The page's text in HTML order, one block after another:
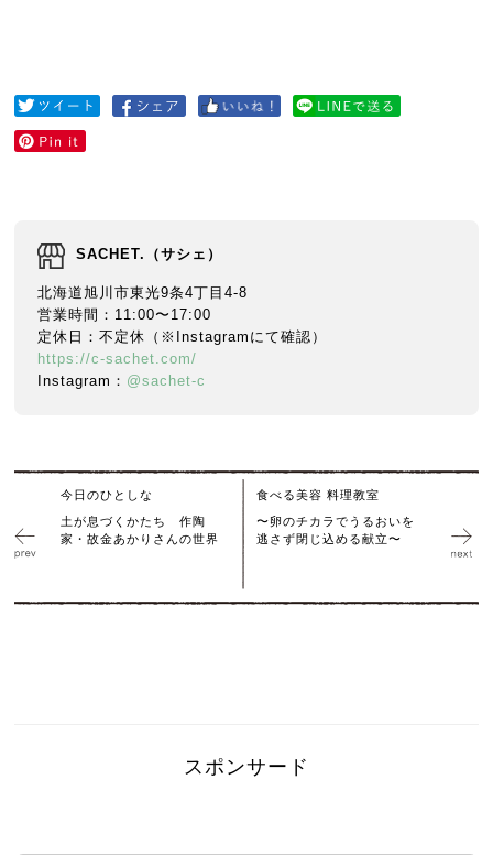
SACHET.（サシェ）
北海道旭川市東光9条4丁目4-8
営業時間：11:00〜17:00
定休日：不定休（※Instagramにて確認）
https://c-sachet.com/
Instagram： @sachet-c
今日のひとしな
土が息づくかたち 作陶
家・故金あかりさんの世界
食べる美容 料理教室
〜卵のチカラでうるおいを
逃さず閉じ込める献立〜
スポンサード